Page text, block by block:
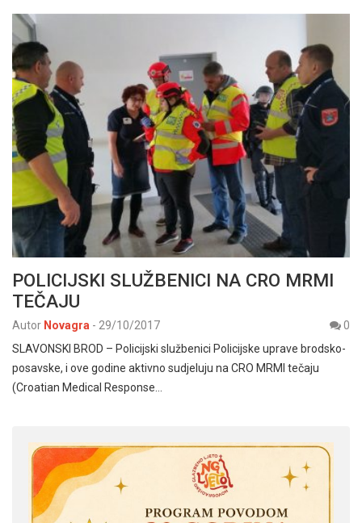
POLICIJSKI SLUŽBENICI NA CRO MRMI
TEČAJU
Autor Novagra - 29/10/2017
0
SLAVONSKI BROD – Policijski službenici Policijske uprave brodsko-
posavske, i ove godine aktivno sudjeluju na CRO MRMI tečaju
(Croatian Medical Response…